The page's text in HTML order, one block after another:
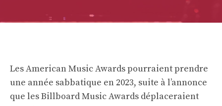
Les American Music Awards pourraient prendre
une année sabbatique en 2023, suite à l’annonce
que les Billboard Music Awards déplaceraient